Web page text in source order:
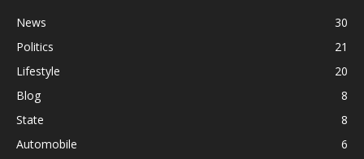
News
30
Politics
21
Lifestyle
20
Blog
8
State
8
Automobile
6